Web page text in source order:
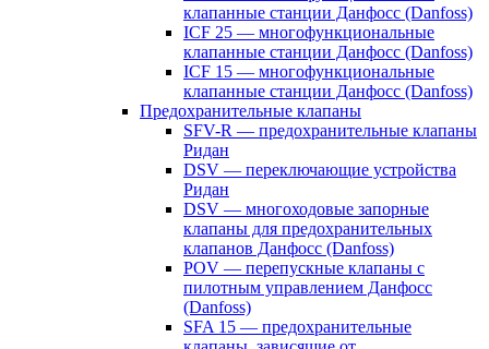
клапанные станции Данфосс (Danfoss)
ICF 25 — многофункциональные
клапанные станции Данфосс (Danfoss)
ICF 15 — многофункциональные
клапанные станции Данфосс (Danfoss)
Предохранительные клапаны
SFV-R — предохранительные клапаны
Ридан
DSV — переключающие устройства
Ридан
DSV — многоходовые запорные
клапаны для предохранительных
клапанов Данфосс (Danfoss)
POV — перепускные клапаны с
пилотным управлением Данфосс
(Danfoss)
SFA 15 — предохранительные